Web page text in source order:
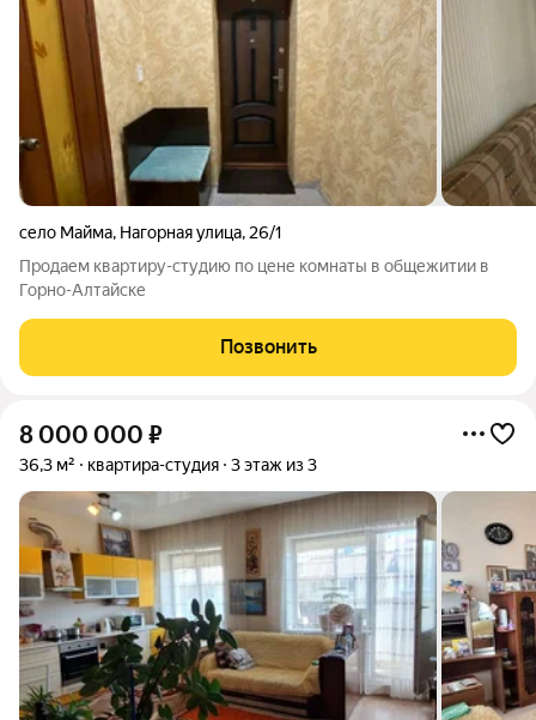
село Майма, Нагорная улица, 26/1
Продаем квартиру-студию по цене комнаты в общежитии в
Горно-Алтайске
Позвонить
8 000 000 ₽
36,3 м² квартира-студия 3 этаж из 3